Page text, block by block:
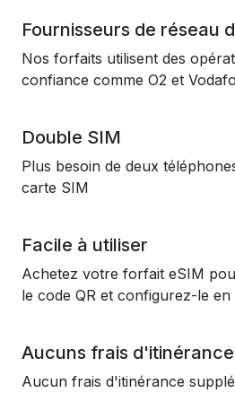
Fournisseurs de réseau
Nos forfaits utilisent des
confiance comme O2 et
Double SIM
Plus besoin de deux
carte SIM
Facile à utiliser
Achetez votre forfait eSIM
le code QR et configurez-le en
Aucuns frais d'itinérance
Aucun frais d'itinérance